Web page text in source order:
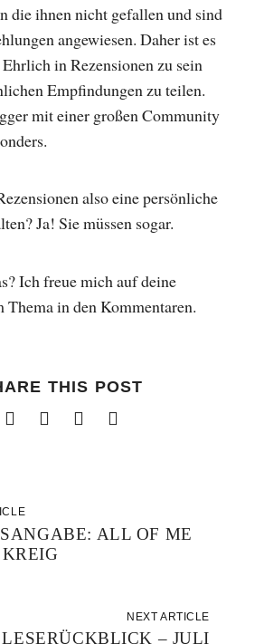
die ihnen nicht gefallen und sind
angewiesen. Daher ist es
in Rezensionen zu sein
Empfindungen zu teilen.
mit einer großen Community
also eine persönliche
Ja! Sie müssen sogar.
Ich freue mich auf deine
Thema in den Kommentaren.
THIS POST
ALL OF ME
NEXT ARTICLE
– JULI